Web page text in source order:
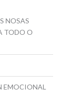
NOSAS
TODO O
EMOCIONAL